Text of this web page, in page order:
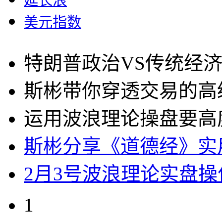
美元指数
特朗普政治VS传统经
斯彬带你穿透交易的
运用波浪理论操盘要
斯彬分享《道德经》
2月3号波浪理论实盘
1